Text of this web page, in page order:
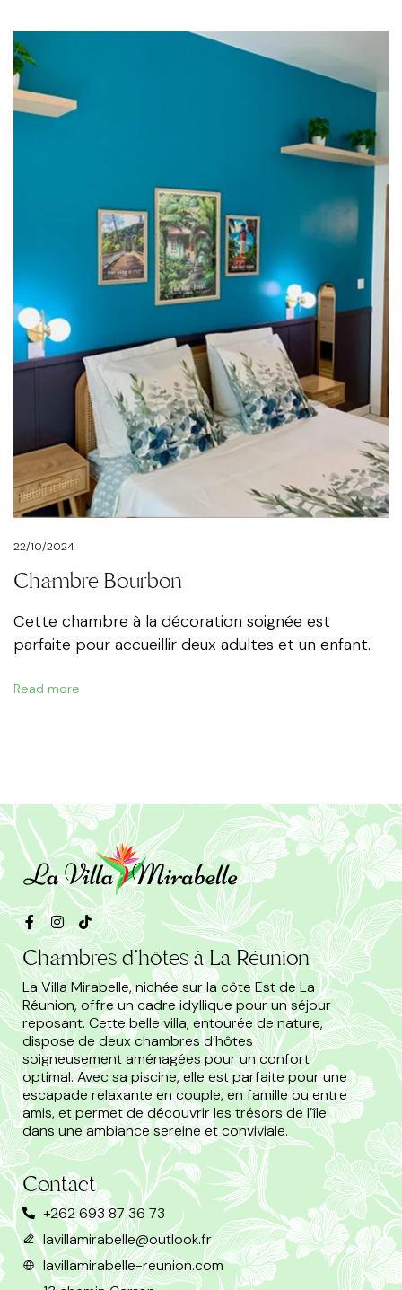
22/10/2024
Chambre Bourbon
Cette chambre à la décoration soignée est
parfaite pour accueillir deux adultes et un enfant.
Read more
Chambres d'hôtes à La Réunion
La Villa Mirabelle, nichée sur la côte Est de La
Réunion, offre un cadre idyllique pour un séjour
reposant. Cette belle villa, entourée de nature,
dispose de deux chambres d’hôtes
soigneusement aménagées pour un confort
optimal. Avec sa piscine, elle est parfaite pour une
escapade relaxante en couple, en famille ou entre
amis, et permet de découvrir les trésors de l’île
dans une ambiance sereine et conviviale.
Contact
+262 693 87 36 73
lavillamirabelle@outlook.fr
lavillamirabelle-reunion.com